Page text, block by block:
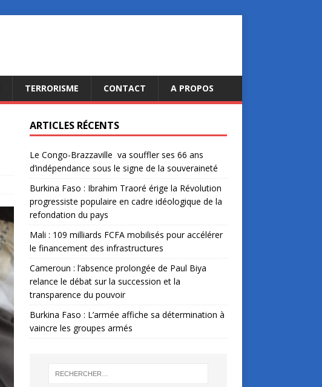
TERRORISME CONTACT A PROPOS
ARTICLES RÉCENTS
Le Congo-Brazzaville va souffler ses 66 ans
d’indépendance sous le signe de la souveraineté
Burkina Faso : Ibrahim Traoré érige la Révolution
progressiste populaire en cadre idéologique de la
refondation du pays
Mali : 109 milliards FCFA mobilisés pour accélérer
le financement des infrastructures
Cameroun : l’absence prolongée de Paul Biya
relance le débat sur la succession et la
transparence du pouvoir
Burkina Faso : L’armée affiche sa détermination à
vaincre les groupes armés